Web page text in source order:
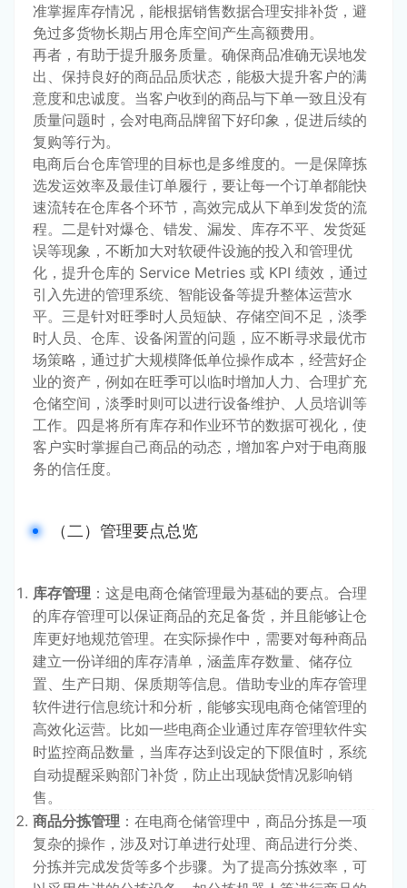
准掌握库存情况，能根据销售数据合理安排补货，避
免过多货物长期占用仓库空间产生高额费用。
再者，有助于提升服务质量。确保商品准确无误地发
出、保持良好的商品品质状态，能极大提升客户的满
意度和忠诚度。当客户收到的商品与下单一致且没有
质量问题时，会对电商品牌留下好印象，促进后续的
复购等行为。
电商后台仓库管理的目标也是多维度的。一是保障拣
选发运效率及最佳订单履行，要让每一个订单都能快
速流转在仓库各个环节，高效完成从下单到发货的流
程。二是针对爆仓、错发、漏发、库存不平、发货延
误等现象，不断加大对软硬件设施的投入和管理优
化，提升仓库的 Service Metries 或 KPI 绩效，通过
引入先进的管理系统、智能设备等提升整体运营水
平。三是针对旺季时人员短缺、存储空间不足，淡季
时人员、仓库、设备闲置的问题，应不断寻求最优市
场策略，通过扩大规模降低单位操作成本，经营好企
业的资产，例如在旺季可以临时增加人力、合理扩充
仓储空间，淡季时则可以进行设备维护、人员培训等
工作。四是将所有库存和作业环节的数据可视化，使
客户实时掌握自己商品的动态，增加客户对于电商服
务的信任度。
（二）管理要点总览
库存管理 ：这是电商仓储管理最为基础的要点。合理
的库存管理可以保证商品的充足备货，并且能够让仓
库更好地规范管理。在实际操作中，需要对每种商品
建立一份详细的库存清单，涵盖库存数量、储存位
置、生产日期、保质期等信息。借助专业的库存管理
软件进行信息统计和分析，能够实现电商仓储管理的
高效化运营。比如一些电商企业通过库存管理软件实
时监控商品数量，当库存达到设定的下限值时，系统
自动提醒采购部门补货，防止出现缺货情况影响销
售。
商品分拣管理 ：在电商仓储管理中，商品分拣是一项
复杂的操作，涉及对订单进行处理、商品进行分类、
分拣并完成发货等多个步骤。为了提高分拣效率，可